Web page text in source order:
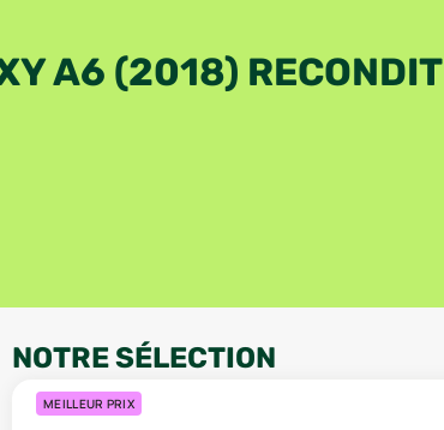
A6 (2018)
NOTRE SÉLECTION
MEILLEUR PRIX